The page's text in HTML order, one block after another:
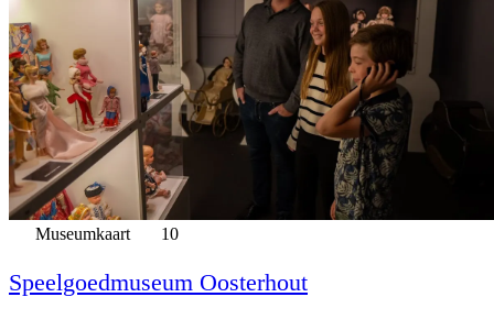
Museumkaart 10
Speelgoedmuseum Oosterhout